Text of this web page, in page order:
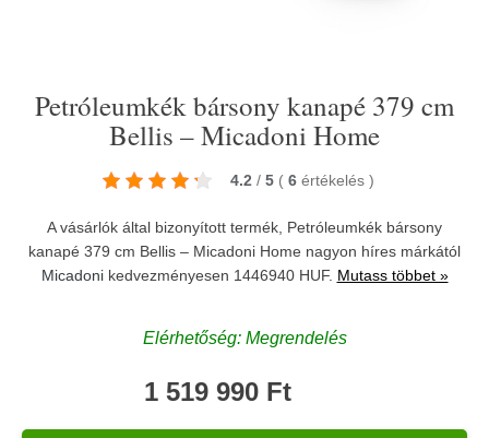
Petróleumkék bársony kanapé 379 cm
Bellis – Micadoni Home
4.2 / 5 ( 6 értékelés )
A vásárlók által bizonyított termék, Petróleumkék bársony
kanapé 379 cm Bellis – Micadoni Home nagyon híres márkától
Micadonikedvezményesen 1446940 HUF. Mutass többet »
Elérhetőség: Megrendelés
1 519 990 Ft